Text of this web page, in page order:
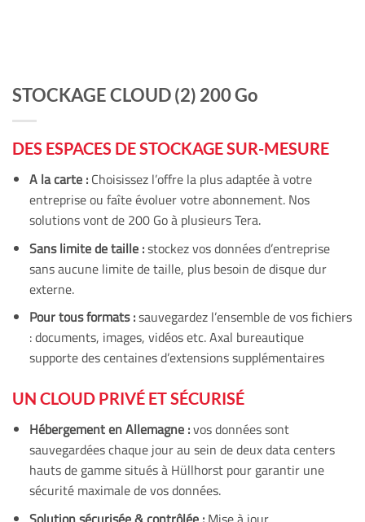
STOCKAGE CLOUD (2) 200 Go
DES ESPACES DE STOCKAGE SUR-MESURE
A la carte :Choisissez l’offre la plus adaptée à votre
entreprise ou faîte évoluer votre abonnement. Nos
solutions vont de 200 Go à plusieurs Tera.
Sans limite de taille :stockez vos données d’entreprise
sans aucune limite de taille, plus besoin de disque dur
externe.
Pour tous formats :sauvegardez l’ensemble de vos fichiers
: documents, images, vidéos etc. Axal bureautique
supporte des centaines d’extensions supplémentaires
UN CLOUD PRIVÉ ET SÉCURISÉ
Hébergement en Allemagne :vos données sont
sauvegardées chaque jour au sein de deux data centers
hauts de gamme situés à Hüllhorst pour garantir une
sécurité maximale de vos données.